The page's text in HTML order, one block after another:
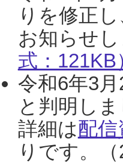
りを修正
お知らせ
式：121KB
令和6年3
と判明し
詳細は配
りです。（